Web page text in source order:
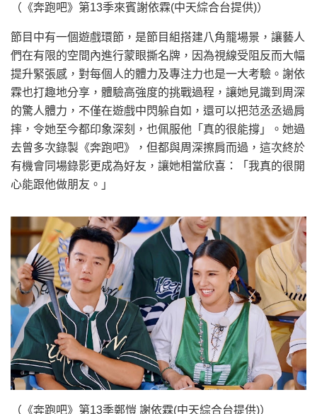
（《奔跑吧》第13季來賓謝依霖(中天綜合台提供)）
節目中有一個遊戲環節，是節目組搭建八角籠場景，讓藝人
們在有限的空間內進行蒙眼撕名牌，因為視線受阻反而大幅
提升緊張感，對每個人的體力及專注力也是一大考驗。謝依
霖也打趣地分享，體驗高強度的挑戰過程，讓她見識到周深
的驚人體力，不僅在遊戲中閃躲自如，還可以把范丞丞過肩
摔，令她至今都印象深刻，也佩服他「真的很能撐」。她過
去曾多次錄製《奔跑吧》，但都與周深擦肩而過，這次終於
有機會同場錄影更成為好友，讓她相當欣喜：「我真的很開
心能跟他做朋友。」
（《奔跑吧》第13季鄭愷 謝依霖(中天綜合台提供)）